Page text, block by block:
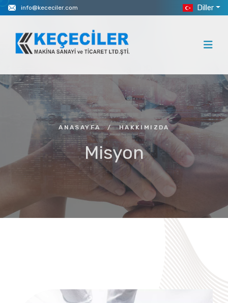
info@kececiler.com Diller
ANASAYFA / HAKKIMIZDA
Misyon